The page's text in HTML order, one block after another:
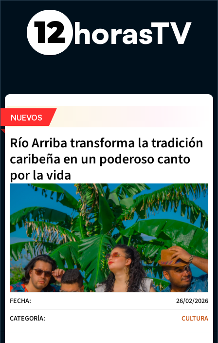
12 horasTV
Feria Gastronómica de Verano vuelve este fin de
NUEVOS
Río Arriba transforma la tradición
caribeña en un poderoso canto
por la vida
FECHA:
26/02/2026
CATEGORÍA:
CULTURA